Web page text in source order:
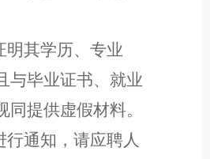
明其学历、专业
与毕业证书、就业
提供虚假材料。
行通知，请应聘人